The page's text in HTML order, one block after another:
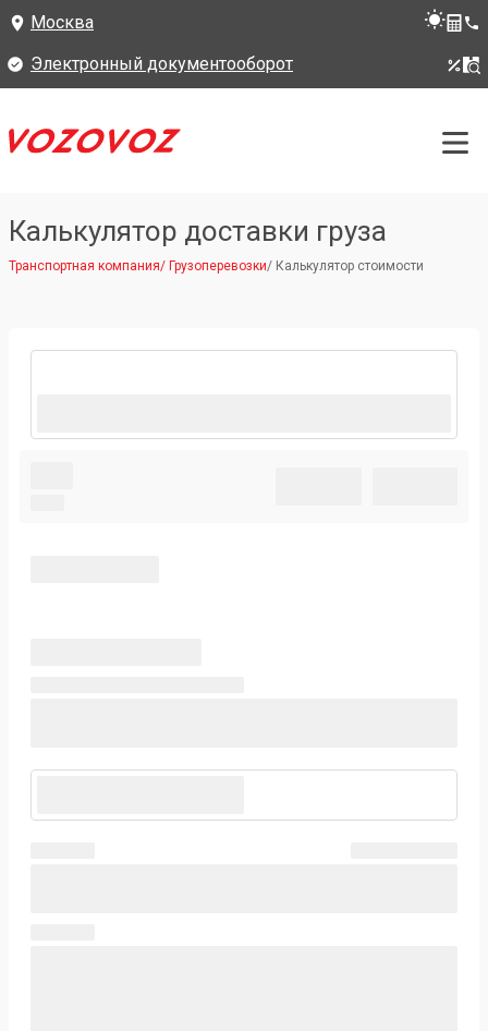
Москва
Электронный документооборот
Калькулятор доставки груза
Транспортная компания/ Грузоперевозки/ Калькулятор стоимости